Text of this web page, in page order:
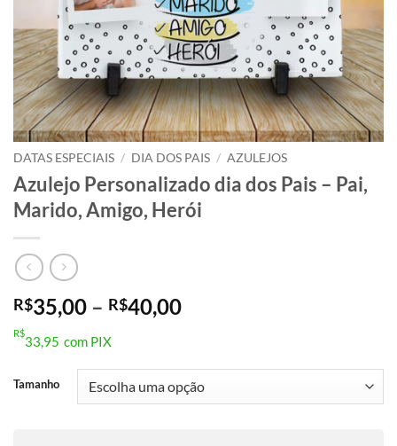
DATAS ESPECIAIS / DIA DOS PAIS / AZULEJOS
Azulejo Personalizado dia dos Pais – Pai,
Marido, Amigo, Herói
R$35,00 – R$40,00Faixa
R$35,00
através
R$40,00
R$
33,95 com PIX
Tamanho